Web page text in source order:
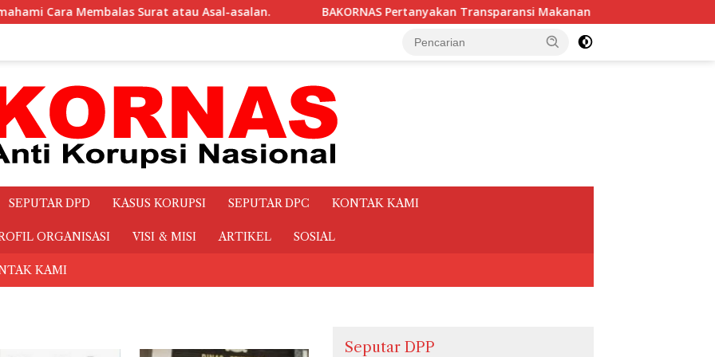
Asal-asalan. BAKORNAS Pertanyakan Transparansi Makanan dan Minuman Rapat sebesar Rp.3,1 Miliar Sekretariat
SEPUTAR DPD KASUS KORUPSI SEPUTAR DPC KONTAK KAMI
ORGANISASI VISI & MISI ARTIKEL SOSIAL
KAMI
Seputar DPP